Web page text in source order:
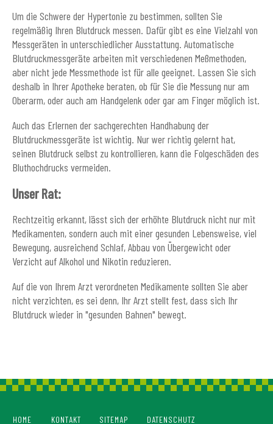
Um die Schwere der Hypertonie zu bestimmen, sollten Sie
regelmäßig Ihren Blutdruck messen. Dafür gibt es eine Vielzahl von
Messgeräten in unterschiedlicher Ausstattung. Automatische
Blutdruckmessgeräte arbeiten mit verschiedenen Meßmethoden,
aber nicht jede Messmethode ist für alle geeignet. Lassen Sie sich
deshalb in Ihrer Apotheke beraten, ob für Sie die Messung nur am
Oberarm, oder auch am Handgelenk oder gar am Finger möglich ist.
Auch das Erlernen der sachgerechten Handhabung der
Blutdruckmessgeräte ist wichtig. Nur wer richtig gelernt hat,
seinen Blutdruck selbst zu kontrollieren, kann die Folgeschäden des
Bluthochdrucks vermeiden.
Unser Rat:
Rechtzeitig erkannt, lässt sich der erhöhte Blutdruck nicht nur mit
Medikamenten, sondern auch mit einer gesunden Lebensweise, viel
Bewegung, ausreichend Schlaf, Abbau von Übergewicht oder
Verzicht auf Alkohol und Nikotin reduzieren.
Auf die von Ihrem Arzt verordneten Medikamente sollten Sie aber
nicht verzichten, es sei denn, Ihr Arzt stellt fest, dass sich Ihr
Blutdruck wieder in "gesunden Bahnen" bewegt.
HOME KONTAKT SITEMAP
DATENSCHUTZ